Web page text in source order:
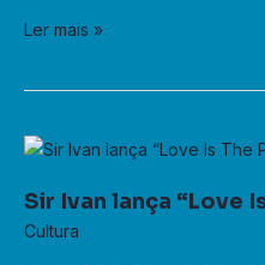
Ler mais »
Sir Ivan lança “Love
Cultura
Sir
lança
“Love